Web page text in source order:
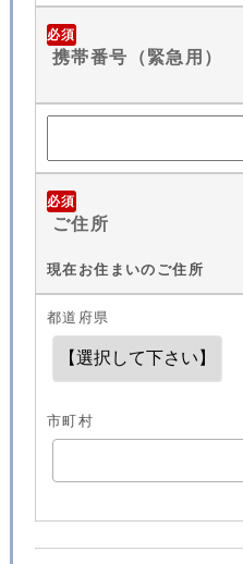
必須
携帯番号（緊急用）
必須
ご住所
現在お住まいのご住所
都道府県
市町村